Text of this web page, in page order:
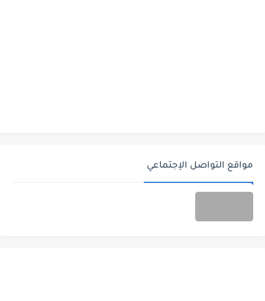
مواقع التواصل الإجتماعي